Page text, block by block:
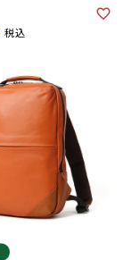
税込